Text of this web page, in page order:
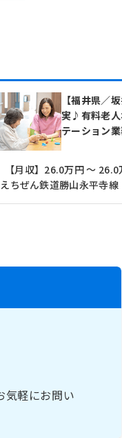
【福井県／
実♪有料老人
テーション
【月収】26.0万円 ～
気軽にお問い